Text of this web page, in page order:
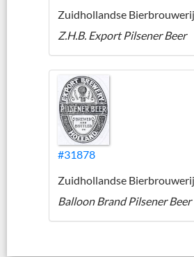
Zuidhollandse
Z.H.B. Export Pilsener Beer
#31878
Zuidhollandse
Balloon Brand Pilsener Beer